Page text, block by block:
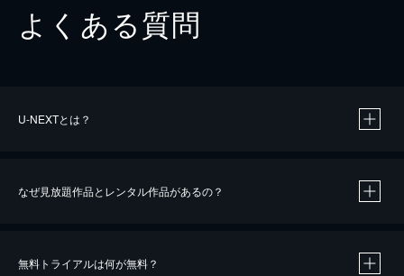
よくある質問
U-NEXTとは？
なぜ見放題作品とレンタル作品があるの？
無料トライアルは何が無料？